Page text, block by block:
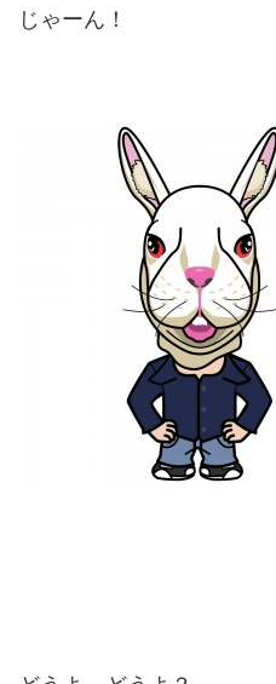
じゃーん！